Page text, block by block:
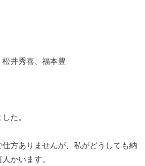
井秀喜、福本豊
た。
仕方ありませんが、私がどうしても納
かいます。